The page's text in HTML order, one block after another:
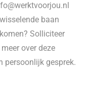
baan
Solliciteer
over deze
persoonlijk gesprek.